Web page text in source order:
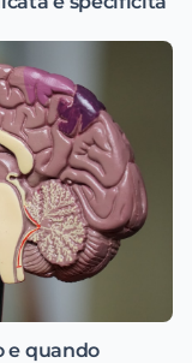
e quando